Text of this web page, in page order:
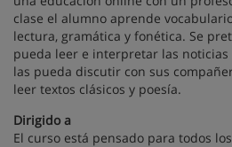
clase el alumno aprende
lectura, gramática y fonética. Se
pueda leer e interpretar las noticias
las pueda discutir con sus
leer textos clásicos y poesía.
Dirigido a
El curso está pensado para todos